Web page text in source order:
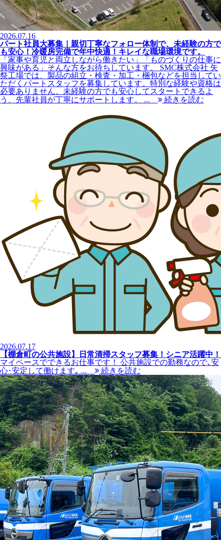
2026.07.16
パート社員大募集｜親切丁寧なフォロー体制で、未経験の方で
も安心！冷暖房完備で年中快適！キレイな職場環境です。
「家事や育児と両立しながら働きたい」「ものづくりの仕事に
興味がある」そんな方をお待ちしています。 SMC株式会社 矢
祭工場では、製品の組立・検査・加工・梱包などを担当してい
ただくパートスタッフを募集しています。特別な経験や資格は
必要ありません。未経験の方でも安心してスタートできるよ
う、先輩社員が丁寧にサポートします。 ...
続きを読む
2026.07.17
【棚倉町の公共施設】日常清掃スタッフ募集！シニア活躍中！
マイペースでできるお仕事です！ 公共施設での勤務なので､安
心･安定して働けます｡ ...
続きを読む